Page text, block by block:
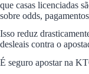
que casas licenciadas
sobre odds,
Isso reduz
desleais contra o
É seguro apostar na